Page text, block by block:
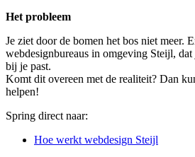
Het probleem
Je ziet door de bomen het bos niet meer.
webdesignbureaus in omgeving Steijl,
bij je past.
Komt dit overeen met de realiteit? Dan
helpen!
Spring direct naar:
Hoe werkt webdesign Steijl